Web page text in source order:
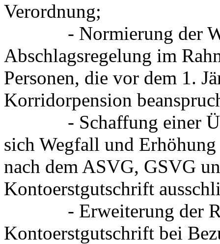
Verordnung;
- Normierung der
Abschlagsregelung im
Personen, die vor dem 1.
Korridorpension
- Schaffung einer
sich Wegfall und
nach dem ASVG, GSVG
Kontoerstgutschrift
- Erweiterung der
Kontoerstgutschrift bei